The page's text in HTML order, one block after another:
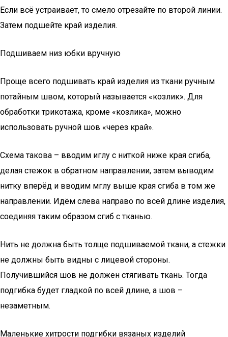
Если всё устраивает, то смело отрезайте по второй линии.
Затем подшейте край изделия.
Подшиваем низ юбки вручную
Проще всего подшивать край изделия из ткани ручным
потайным швом, который называется «козлик». Для
обработки трикотажа, кроме «козлика», можно
использовать ручной шов «через край».
Схема такова – вводим иглу с ниткой ниже края сгиба,
делая стежок в обратном направлении, затем выводим
нитку вперёд и вводим мглу выше края сгиба в том же
направлении. Идём слева направо по всей длине изделия,
соединяя таким образом сгиб с тканью.
Нить не должна быть толще подшиваемой ткани, а стежки
не должны быть видны с лицевой стороны.
Получившийся шов не должен стягивать ткань. Тогда
подгибка будет гладкой по всей длине, а шов –
незаметным.
Маленькие хитрости подгибки вязаных изделий